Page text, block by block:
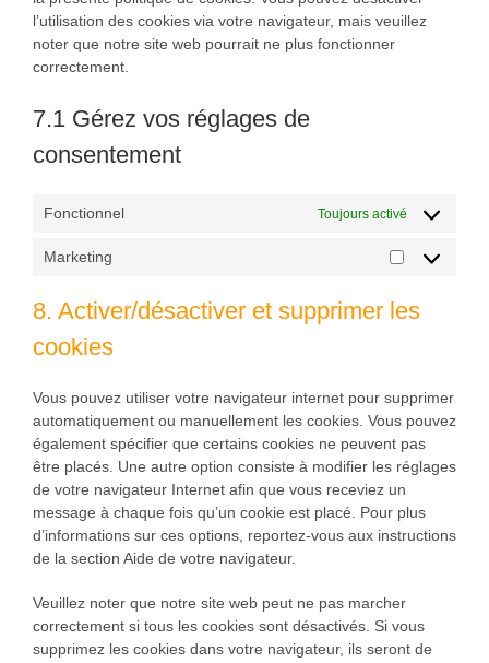
l’utilisation des cookies via votre navigateur, mais veuillez
noter que notre site web pourrait ne plus fonctionner
correctement.
7.1 Gérez vos réglages de
consentement
Fonctionnel Toujours activé
Marketing
Marketing
8. Activer/désactiver et supprimer les
cookies
Vous pouvez utiliser votre navigateur internet pour supprimer
automatiquement ou manuellement les cookies. Vous pouvez
également spécifier que certains cookies ne peuvent pas
être placés. Une autre option consiste à modifier les réglages
de votre navigateur Internet afin que vous receviez un
message à chaque fois qu’un cookie est placé. Pour plus
d’informations sur ces options, reportez-vous aux instructions
de la section Aide de votre navigateur.
Veuillez noter que notre site web peut ne pas marcher
correctement si tous les cookies sont désactivés. Si vous
supprimez les cookies dans votre navigateur, ils seront de